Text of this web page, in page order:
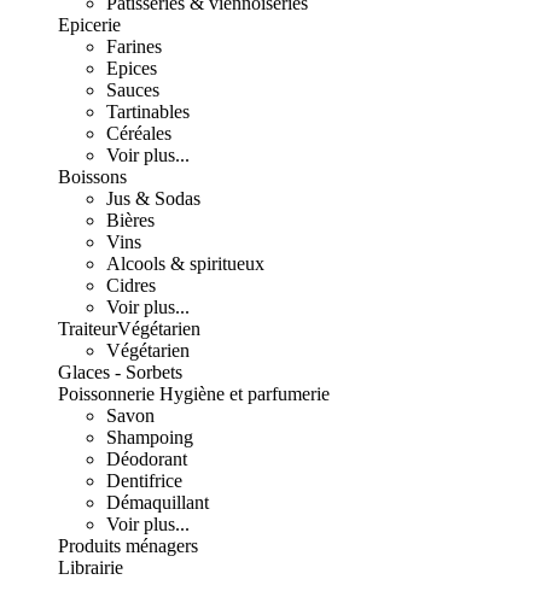
Epicerie
Farines
Epices
Sauces
Tartinables
Céréales
Voir plus...
Boissons
Jus & Sodas
Bières
Vins
Alcools & spiritueux
Cidres
Voir plus...
TraiteurVégétarien
Végétarien
Glaces - Sorbets
Poissonnerie Hygiène et parfumerie
Savon
Shampoing
Déodorant
Dentifrice
Démaquillant
Voir plus...
Produits ménagers
Librairie